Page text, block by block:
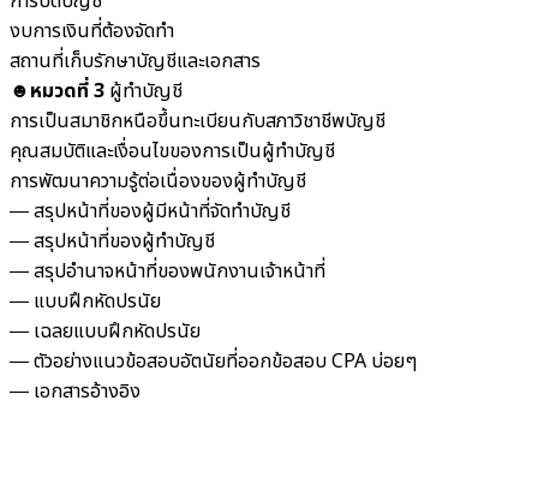
งบการเงินที่ต้องจัดทำ
สถานที่เก็บรักษาบัญชีและเอกสาร
☻หมวดที่ 3 ผู้ทำบัญชี
การเป็นสมาชิกหนือขึ้นทะเบียนกับสภาวิชาชีพบัญชี
คุณสมบัติและเงื่อนไขของการเป็นผู้ทำบัญชี
การพัฒนาความรู้ต่อเนื่องของผู้ทำบัญชี
― สรุปหน้าที่ของผู้มีหน้าที่จัดทำบัญชี
― สรุปหน้าที่ของผู้ทำบัญชี
― สรุปอำนาจหน้าที่ของพนักงานเจ้าหน้าที่
― แบบฝึกหัดปรนัย
― เฉลยแบบฝึกหัดปรนัย
― ตัวอย่างแนวข้อสอบอัตนัยที่ออกข้อสอบ CPA บ่อยๆ
― เอกสารอ้างอิง